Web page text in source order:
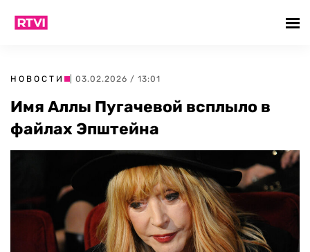
НОВОСТИ | 03.02.2026 / 13:01
Имя Аллы Пугачевой всплыло в
файлах Эпштейна